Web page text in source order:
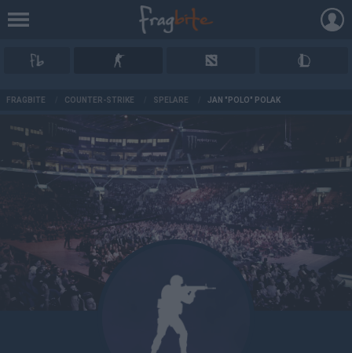
FRAGBITE COUNTER-STRIKE SPELARE JAN "POLO" POLAK